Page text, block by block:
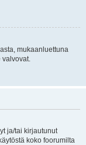
mukaanluettuna
valvovat.
ja/tai kirjautunut
koko foorumilta